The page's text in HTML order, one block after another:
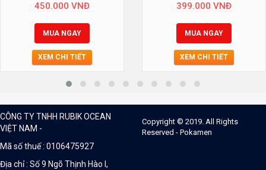
450.000 VNĐ
MUA NGAY
XEM CHI TIẾT
399.000 VNĐ
MUA NGAY
XEM CHI TIẾT
CÔNG TY TNHH RUBIK OCEAN
VIỆT NAM -
Mã số thuế : 0106475927
Địa chỉ : Số 9 Ngõ Thịnh Hào I,
Copyright © 2019. All Rights
Reserved - Pokamen